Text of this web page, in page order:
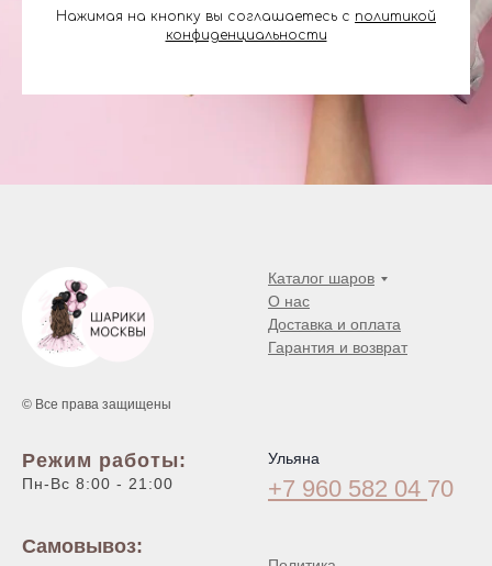
Нажимая на кнопку вы соглашаетесь с политикой
конфиденциальности
© Все права защищены
Каталог шаров
О нас
Доставка и оплата
Гарантия и возврат
Режим работы:
Пн-Вс 8:00 - 21:00
Самовывоз:
Ульяна
+7 960 582 04 70